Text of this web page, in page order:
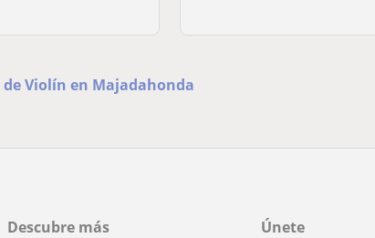
Violín en Majadahonda
Descubre más
Únete